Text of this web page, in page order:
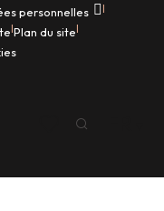
personnelles |
|Plan du site|